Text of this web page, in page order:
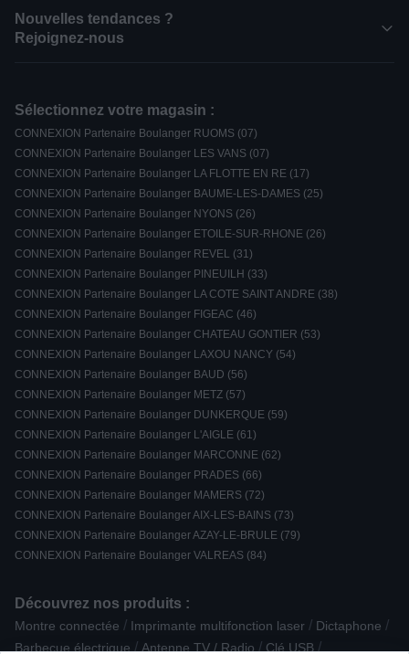
Nouvelles tendances ?
Rejoignez-nous
Sélectionnez votre magasin :
CONNEXION Partenaire Boulanger RUOMS (07)
CONNEXION Partenaire Boulanger LES VANS (07)
CONNEXION Partenaire Boulanger LA FLOTTE EN RE (17)
CONNEXION Partenaire Boulanger BAUME-LES-DAMES (25)
CONNEXION Partenaire Boulanger NYONS (26)
CONNEXION Partenaire Boulanger ETOILE-SUR-RHONE (26)
CONNEXION Partenaire Boulanger REVEL (31)
CONNEXION Partenaire Boulanger PINEUILH (33)
CONNEXION Partenaire Boulanger LA COTE SAINT ANDRE (38)
CONNEXION Partenaire Boulanger FIGEAC (46)
CONNEXION Partenaire Boulanger CHATEAU GONTIER (53)
CONNEXION Partenaire Boulanger LAXOU NANCY (54)
CONNEXION Partenaire Boulanger BAUD (56)
CONNEXION Partenaire Boulanger METZ (57)
CONNEXION Partenaire Boulanger DUNKERQUE (59)
CONNEXION Partenaire Boulanger L'AIGLE (61)
CONNEXION Partenaire Boulanger MARCONNE (62)
CONNEXION Partenaire Boulanger PRADES (66)
CONNEXION Partenaire Boulanger MAMERS (72)
CONNEXION Partenaire Boulanger AIX-LES-BAINS (73)
CONNEXION Partenaire Boulanger AZAY-LE-BRULE (79)
CONNEXION Partenaire Boulanger VALREAS (84)
Découvrez nos produits :
Montre connectée / Imprimante multifonction laser / Dictaphone /
Barbecue électrique / Antenne TV / Radio / Clé USB /